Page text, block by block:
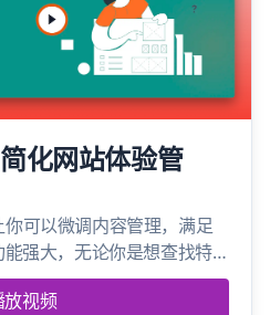
化网站体验管
可以微调内容管理，满足
强大，无论你是想查找特
都能快速找到答案
放视频